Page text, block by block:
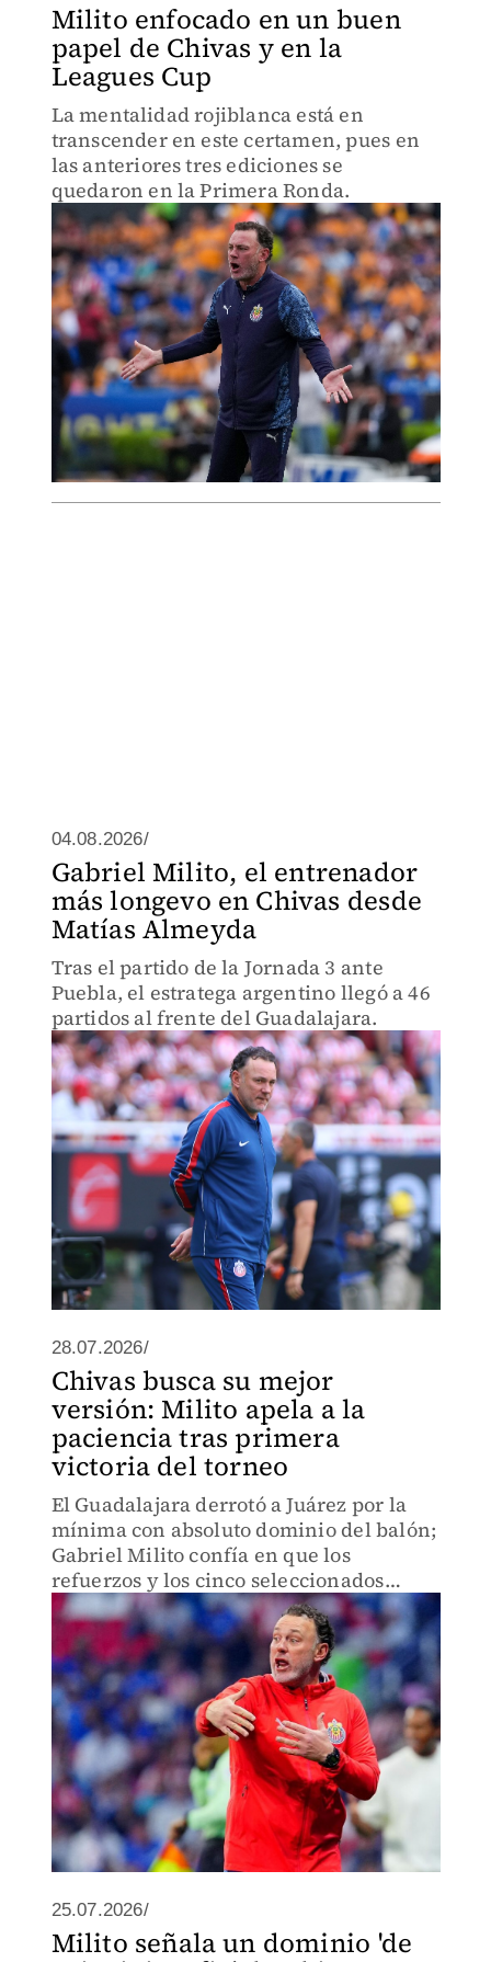
Milito enfocado en un buen
papel de Chivas y en la
Leagues Cup
La mentalidad rojiblanca está en
transcender en este certamen, pues en
las anteriores tres ediciones se
quedaron en la Primera Ronda.
04.08.2026/
Gabriel Milito, el entrenador
más longevo en Chivas desde
Matías Almeyda
Tras el partido de la Jornada 3 ante
Puebla, el estratega argentino llegó a 46
partidos al frente del Guadalajara.
28.07.2026/
Chivas busca su mejor
versión: Milito apela a la
paciencia tras primera
victoria del torneo
El Guadalajara derrotó a Juárez por la
mínima con absoluto dominio del balón;
Gabriel Milito confía en que los
refuerzos y los cinco seleccionados
mundialistas retomen su nivel físico y
mental de cara a la visita ante Puebla
25.07.2026/
Milito señala un dominio 'de